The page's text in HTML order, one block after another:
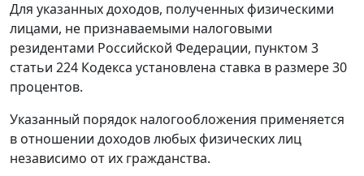
Для указанных доходов, полученных физическими
лицами, не признаваемыми налоговыми
резидентами Российской Федерации, пунктом 3
статьи 224 Кодекса установлена ставка в размере 30
процентов.
Указанный порядок налогообложения применяется
в отношении доходов любых физических лиц
независимо от их гражданства.